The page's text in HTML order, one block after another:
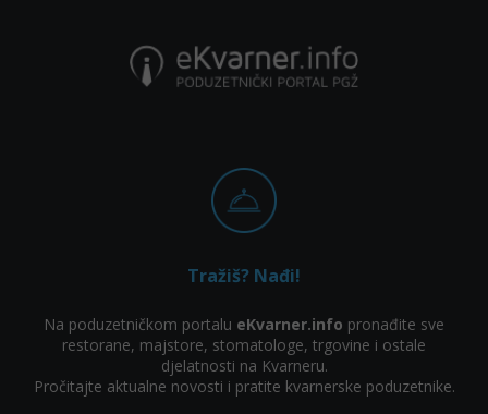
Tražiš? Nađi!
Na poduzetničkom portalu eKvarner.info pronađite sve
restorane, majstore, stomatologe, trgovine i ostale
djelatnosti na Kvarneru.
Pročitajte aktualne novosti i pratite kvarnerske poduzetnike.